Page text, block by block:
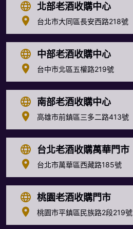
北部老酒收購中心
台北市大同區長安西路218號
中部老酒收購中心
台中市北區五權路219號
南部老酒收購中心
高雄市前鎮區三多二路413號
台北老酒收購萬華門市
台北市萬華區西藏路185號
桃園老酒收購門市
桃園市平鎮區民族路2段219號